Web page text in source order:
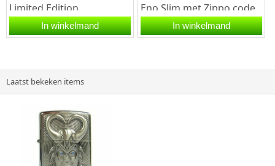
Limited Edition
aansteker.De Zippo
vintage Pinup Luisa
In winkelmand
Eno Slim met Zippo code
2.004.075.Een Zippo
aansteker is een
In winkelmand
Laatst bekeken items